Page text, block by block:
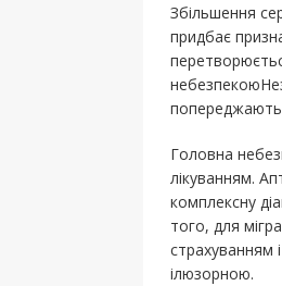
Збільшення
придбає
попереджають
Головна
лікуванням.
комплексну
того, для
страхуванням
ілюзорною.